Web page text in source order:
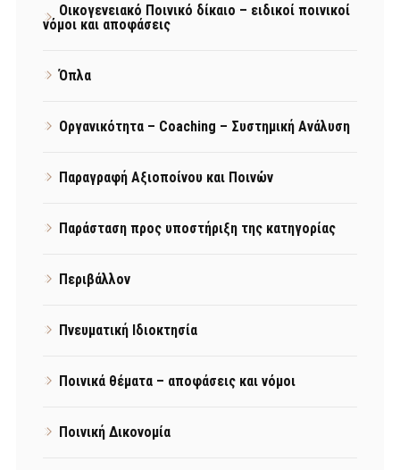
Οικογενειακό Ποινικό δίκαιο – ειδικοί ποινικοί
νόμοι και αποφάσεις
Όπλα
Οργανικότητα – Coaching – Συστημική Ανάλυση
Παραγραφή Αξιοποίνου και Ποινών
Παράσταση προς υποστήριξη της κατηγορίας
Περιβάλλον
Πνευματική Ιδιοκτησία
Ποινικά θέματα – αποφάσεις και νόμοι
Ποινική Δικονομία